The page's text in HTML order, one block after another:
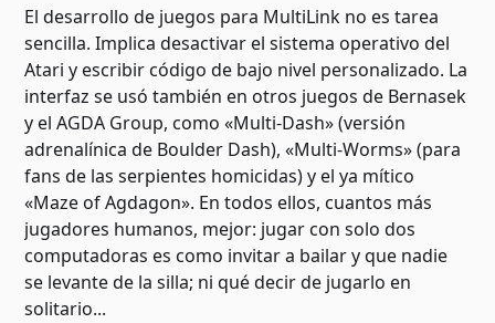
El desarrollo de juegos para MultiLink no es tarea
sencilla. Implica desactivar el sistema operativo del
Atari y escribir código de bajo nivel personalizado. La
interfaz se usó también en otros juegos de Bernasek
y el AGDA Group, como «Multi-Dash» (versión
adrenalínica de Boulder Dash), «Multi-Worms» (para
fans de las serpientes homicidas) y el ya mítico
«Maze of Agdagon». En todos ellos, cuantos más
jugadores humanos, mejor: jugar con solo dos
computadoras es como invitar a bailar y que nadie
se levante de la silla; ni qué decir de jugarlo en
solitario...